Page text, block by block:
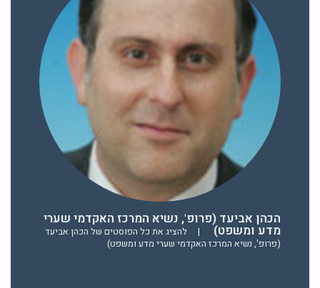
הכהן אביעד (פרופ', נשיא המרכז האקדמי שערי
מדע ומשפט) |
להציג את כל הפוסטים של הכהן אביעד
(פרופ', נשיא המרכז האקדמי שערי מדע ומשפט)